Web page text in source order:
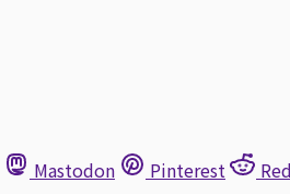
Mastodon Pinterest